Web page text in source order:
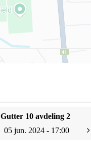
Gutter 10 avdeling 2
05 jun. 2024 - 17:00